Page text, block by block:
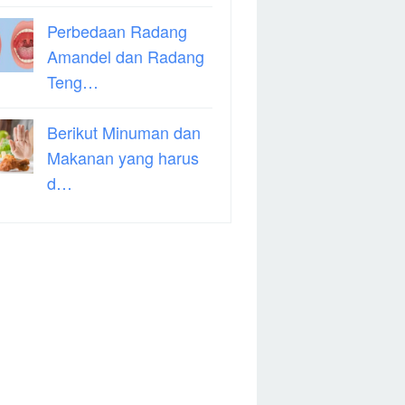
Perbedaan Radang
Amandel dan Radang
Teng…
Berikut Minuman dan
Makanan yang harus
d…